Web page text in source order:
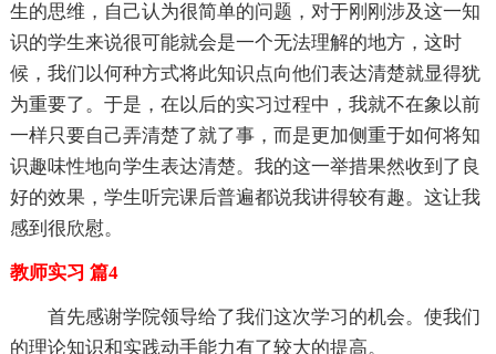
生的思维，自己认为很简单的问题，对于刚刚涉及这一知
识的学生来说很可能就会是一个无法理解的地方，这时
候，我们以何种方式将此知识点向他们表达清楚就显得犹
为重要了。于是，在以后的实习过程中，我就不在象以前
一样只要自己弄清楚了就了事，而是更加侧重于如何将知
识趣味性地向学生表达清楚。我的这一举措果然收到了良
好的效果，学生听完课后普遍都说我讲得较有趣。这让我
感到很欣慰。
教师实习 篇4
首先感谢学院领导给了我们这次学习的机会。使我们
的理论知识和实践动手能力有了较大的提高。